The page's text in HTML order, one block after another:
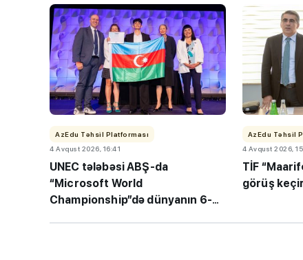
AzEdu Təhsil Platforması
4 Avqust 2026, 16:41
UNEC tələbəsi ABŞ-da
“Microsoft World
Championship”də dünyanın 6-
AzEdu Təhsil
4 Avqust 2026,
TİF
görüş
“Həftənin təhsil
lisey seçimi,
imtahanları...